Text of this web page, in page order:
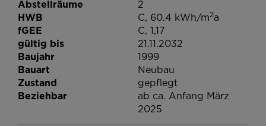
Abstellräume
2
HWB
C, 60.4 kWh/m2a
fGEE
C, 1,17
gültig bis
21.11.2032
Baujahr
1999
Bauart
Neubau
Zustand
gepflegt
Beziehbar
ab ca. Anfang März
2025